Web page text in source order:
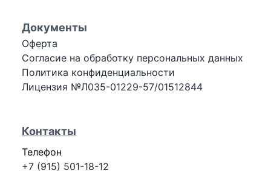
Документы
Оферта
Согласие на обработку персональных данных
Политика конфиденциальности
Лицензия №Л035-01229-57/01512844
Контакты
Телефон
+7 (915) 501-18-12